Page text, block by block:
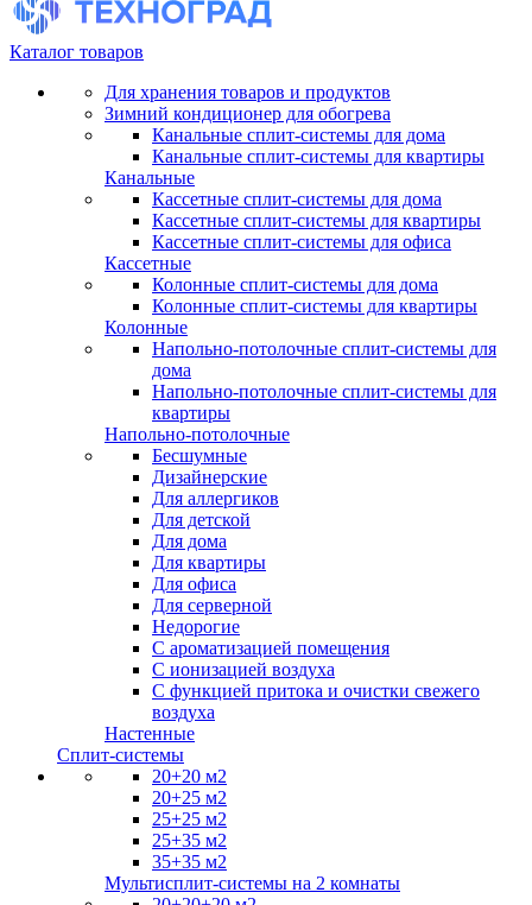
Каталог товаров
Для хранения товаров и продуктов
Зимний кондиционер для обогрева
Канальные сплит-системы для дома
Канальные сплит-системы для квартиры
Канальные
Кассетные сплит-системы для дома
Кассетные сплит-системы для квартиры
Кассетные сплит-системы для офиса
Кассетные
Колонные сплит-системы для дома
Колонные сплит-системы для квартиры
Колонные
Напольно-потолочные сплит-системы для
дома
Напольно-потолочные сплит-системы для
квартиры
Напольно-потолочные
Бесшумные
Дизайнерские
Для аллергиков
Для детской
Для дома
Для квартиры
Для офиса
Для серверной
Недорогие
С ароматизацией помещения
С ионизацией воздуха
С функцией притока и очистки свежего
воздуха
Настенные
Сплит-системы
20+20 м2
20+25 м2
25+25 м2
25+35 м2
35+35 м2
Мультисплит-системы на 2 комнаты